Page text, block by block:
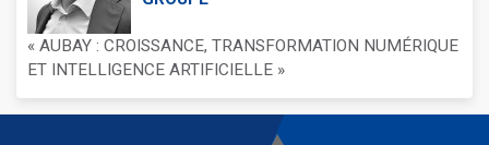
« AUBAY : CROISSANCE, TRANSFORMATION NUMÉRIQUE
ET INTELLIGENCE ARTIFICIELLE »